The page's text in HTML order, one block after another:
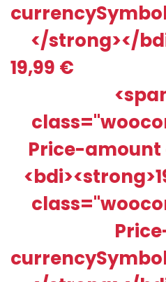
</strong></
19,99 €
Price-amount
40 pásikov =
140,30€
Pridať